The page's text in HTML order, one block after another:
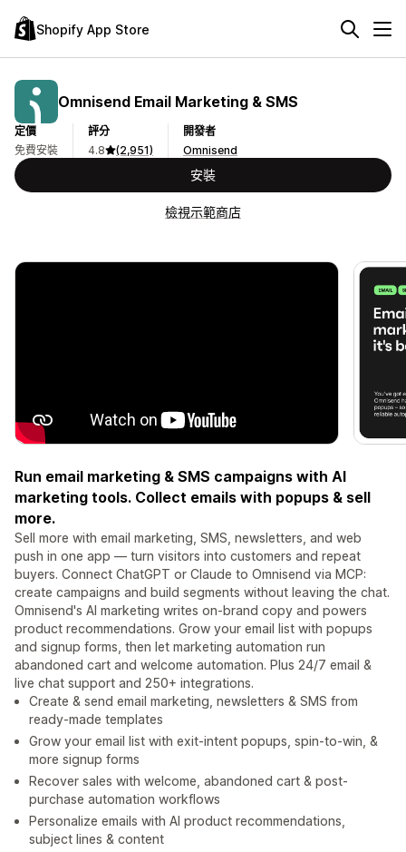
Shopify App Store
Omnisend Email Marketing & SMS
定價
免費安裝
評分
4.8
(2,951)
開發者
Omnisend
安裝
檢視示範商店
Run email marketing & SMS campaigns with AI
marketing tools. Collect emails with popups & sell
more.
Sell more with email marketing, SMS, newsletters, and web
push in one app — turn visitors into customers and repeat
buyers. Connect ChatGPT or Claude to Omnisend via MCP:
create campaigns and build segments without leaving the chat.
Omnisend's AI marketing writes on-brand copy and powers
product recommendations. Grow your email list with popups
and signup forms, then let marketing automation run
abandoned cart and welcome automation. Plus 24/7 email &
live chat support and 250+ integrations.
Create & send email marketing, newsletters & SMS from
ready-made templates
Grow your email list with exit-intent popups, spin-to-win, &
more signup forms
Recover sales with welcome, abandoned cart & post-
purchase automation workflows
Personalize emails with AI product recommendations,
subject lines & content